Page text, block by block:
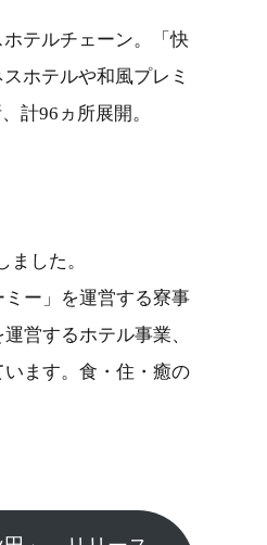
テルチェーン。「快
ホテルや和風プレミ
計96ヵ所展開。
した。
ー」を運営する寮事
営するホテル事業、
ます。食・住・癒の